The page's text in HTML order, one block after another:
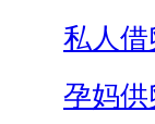
私人借
孕妈供